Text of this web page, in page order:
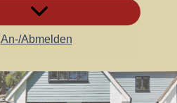
An-/Abmelden